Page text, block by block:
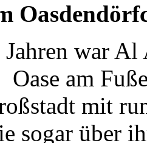
war
am
mit
sogar über